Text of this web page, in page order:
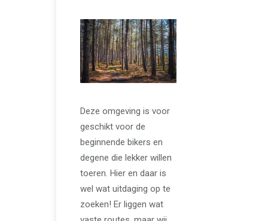
Deze omgeving is voor
geschikt voor de
beginnende bikers en
degene die lekker willen
toeren. Hier en daar is
wel wat uitdaging op te
zoeken! Er liggen wat